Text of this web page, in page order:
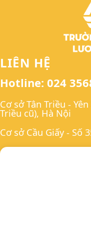
LIÊN HỆ
Hotline: 024
Cơ sở Tân Triều -
Triều cũ), Hà Nội
Cơ sở Cầu Giấy - Số